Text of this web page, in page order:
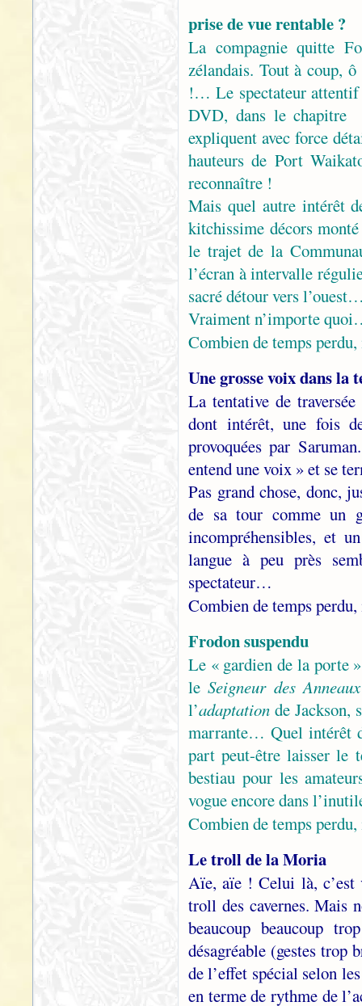
prise de vue rentable ?
La compagnie quitte
zélandais. Tout à coup,
!… Le spectateur attentif
DVD, dans le chapitre
expliquent avec force
hauteurs de Port
reconnaître !
Mais quel autre intérêt
kitchissime décors
le trajet de la
l’écran à intervalle
sacré détour vers
Vraiment n’importe
Combien de temps
Une grosse voix dans la
La tentative de
dont intérêt, une fois
provoquées par
entend une voix » et se
Pas grand chose, donc,
de sa tour comme un
incompréhensibles, et
langue à peu près
spectateur…
Combien de temps
Frodon suspendu
Le « gardien de la porte
leSeigneur des Anneaux
l’adaptation de Jackson,
marrante… Quel intérêt
part peut-être laisser le
bestiau pour les
vogue encore dans
Combien de temps
Le troll de la Moria
Aïe, aïe ! Celui là,
troll des cavernes. Mais
beaucoup beaucoup
désagréable (gestes trop
de l’effet spécial selon
en terme de rythme de